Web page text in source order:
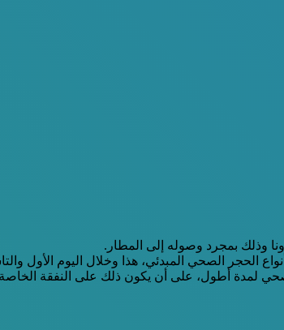
لمدة أطول، على أن يكون ذلك على النفقة